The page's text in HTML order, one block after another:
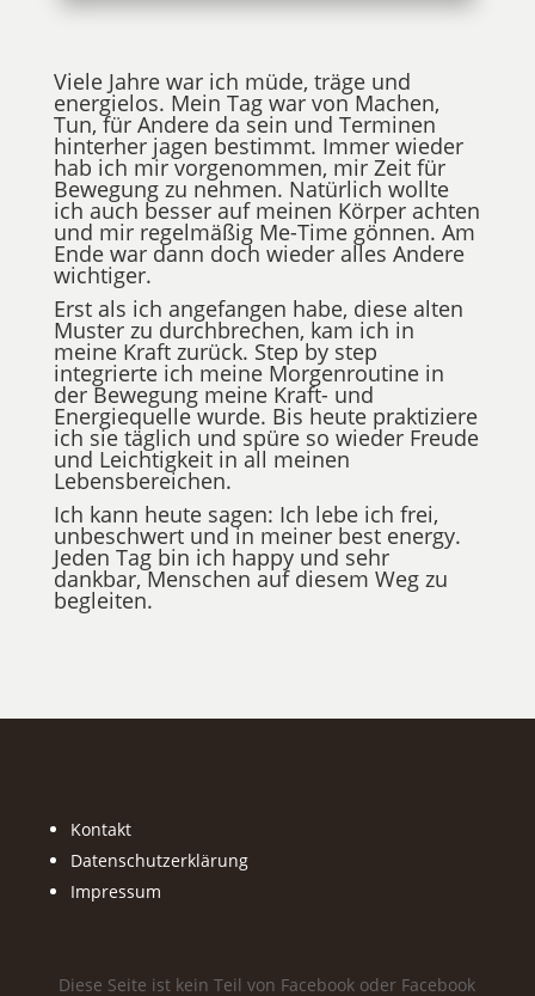
Viele Jahre war ich müde, träge und
energielos. Mein Tag war von Machen,
Tun, für Andere da sein und Terminen
hinterher jagen bestimmt. Immer wieder
hab ich mir vorgenommen, mir Zeit für
Bewegung zu nehmen. Natürlich wollte
ich auch besser auf meinen Körper achten
und mir regelmäßig Me-Time gönnen. Am
Ende war dann doch wieder alles Andere
wichtiger.
Erst als ich angefangen habe, diese alten
Muster zu durchbrechen, kam ich in
meine Kraft zurück. Step by step
integrierte ich meine Morgenroutine in
der Bewegung meine Kraft- und
Energiequelle wurde. Bis heute praktiziere
ich sie täglich und spüre so wieder Freude
und Leichtigkeit in all meinen
Lebensbereichen.
Ich kann heute sagen: Ich lebe ich frei,
unbeschwert und in meiner best energy.
Jeden Tag bin ich happy und sehr
dankbar, Menschen auf diesem Weg zu
begleiten.
Kontakt
Datenschutzerklärung
Impressum
Diese Seite ist kein Teil von Facebook oder Facebook